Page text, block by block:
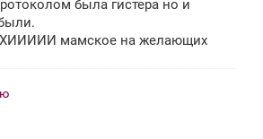
была гистера но и
мамское на желающих